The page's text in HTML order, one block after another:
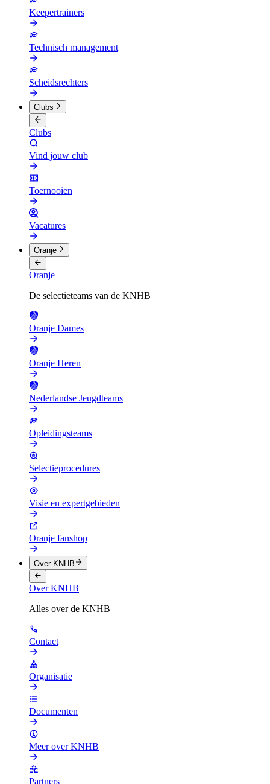
Keepertrainers
Technisch management
Scheidsrechters
Clubs
Clubs
Vind jouw club
Toernooien
Vacatures
Oranje
Oranje
De selectieteams van de KNHB
Oranje Dames
Oranje Heren
Nederlandse Jeugdteams
Opleidingsteams
Selectieprocedures
Visie en expertgebieden
Oranje fanshop
Over KNHB
Over KNHB
Alles over de KNHB
Contact
Organisatie
Documenten
Meer over KNHB
Partners